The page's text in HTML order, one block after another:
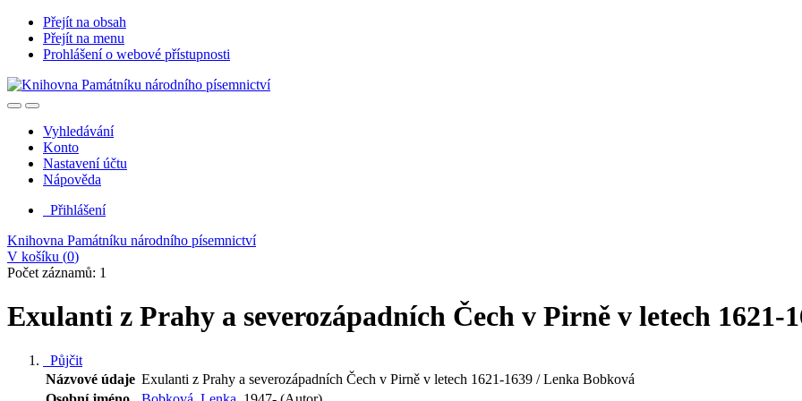
Přejít na obsah
Přejít na menu
Prohlášení o webové přístupnosti
Vyhledávání
Konto
Nastavení účtu
Nápověda
Přihlášení
Knihovna Památníku národního písemnictví
V košíku (0)
Počet záznamů: 1
Exulanti z Prahy a severozápadních Čech v Pirně v letech 1621-
Půjčit
Názvové údaje Exulanti z Prahy a severozápadních Čech v Pirně v letech 1621-1639 / Lenka Bobková